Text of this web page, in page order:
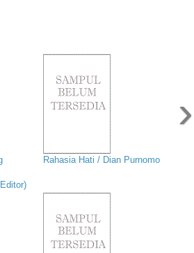
Rahasia Hati / Dian Purnomo
›